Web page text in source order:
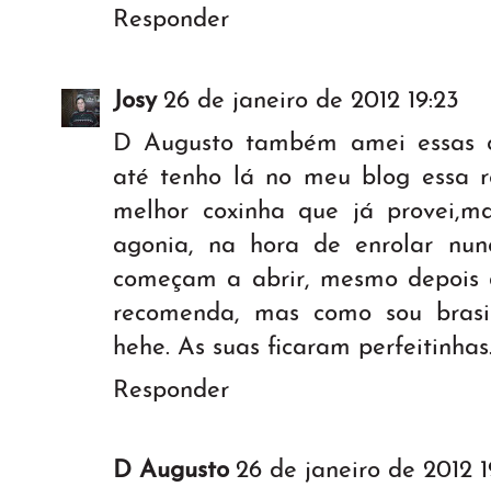
Responder
Josy 26 de janeiro de 2012 19:23
D Augusto também amei
até tenho lá no meu blog essa
melhor coxinha que já
agonia, na hora de enrolar
começam a abrir, mesmo
recomenda, mas como sou
hehe. As suas ficaram
Responder
D Augusto 26 de janeiro de 2012